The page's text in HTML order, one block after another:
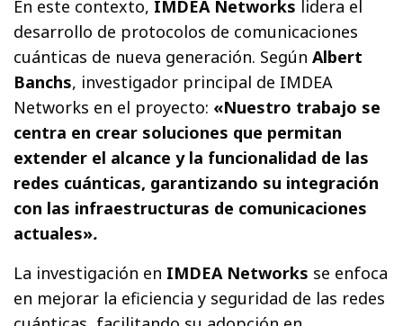
En este contexto, IMDEA Networks lidera el
desarrollo de protocolos de comunicaciones
cuánticas de nueva generación. SegúnAlbert
Banchs, investigador principal de IMDEA
Networks en el proyecto: «Nuestro trabajo se
centra en crear soluciones que permitan
extender el alcance y la funcionalidad de las
redes cuánticas, garantizando su integración
con las infraestructuras de comunicaciones
actuales».
La investigación en IMDEA Networks se enfoca
en mejorar la eficiencia y seguridad de las redes